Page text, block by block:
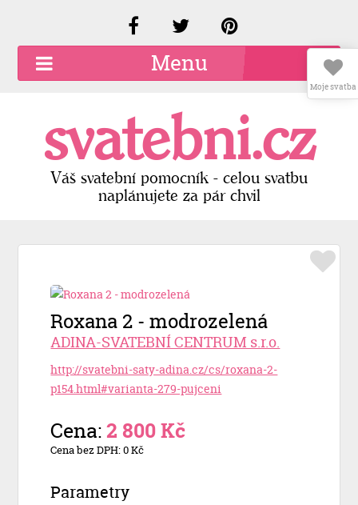
Menu
Kariéra
Kontakty
Přidat firmu
svatebni.cz
Váš svatební pomocník - celou svatbu
naplánujete za pár chvil
Roxana 2 - modrozelená
ADINA-SVATEBNÍ CENTRUM s.r.o.
http://svatebni-saty-adina.cz/cs/roxana-2-
p154.html#varianta-279-pujceni
Cena:2 800 Kč
Cena bez DPH: 0 Kč
Parametry
Moje svatba